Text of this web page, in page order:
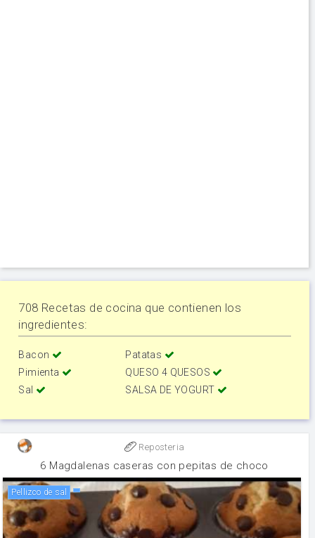
708 Recetas de cocina que contienen los
ingredientes:
Bacon
Patatas
Pimienta
QUESO 4 QUESOS
Sal
SALSA DE YOGURT
Reposteria
6 Magdalenas caseras con pepitas de choco
Pellizco de sal